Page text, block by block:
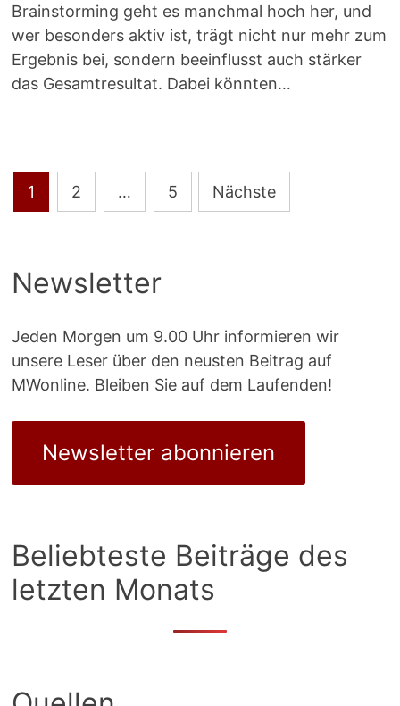
Brainstorming geht es manchmal hoch her, und
wer besonders aktiv ist, trägt nicht nur mehr zum
Ergebnis bei, sondern beeinflusst auch stärker
das Gesamtresultat. Dabei könnten…
Seitennummerierung
der
1 2 … 5 Nächste
Newsletter
Jeden Morgen um 9.00 Uhr informieren wir
unsere Leser über den neusten Beitrag auf
MWonline. Bleiben Sie auf dem Laufenden!
Newsletter abonnieren
Beliebteste Beiträge des
letzten Monats